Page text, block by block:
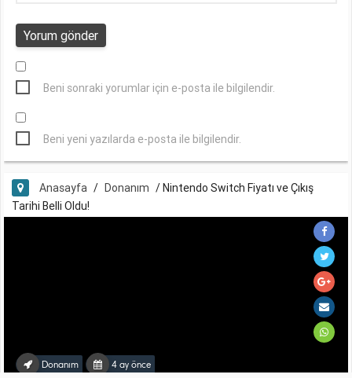
Beni sonraki yorumlar için e-posta ile bilgilendir.
Beni yeni yazılarda e-posta ile bilgilendir.
Anasayfa / Donanım /Nintendo Switch Fiyatı ve Çıkış
Tarihi Belli Oldu!
Donanım 4 ay önce